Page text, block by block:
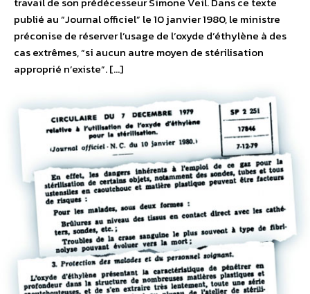
publié au “Journal officiel” le 10 janvier 1980, le ministre
préconise de réserver l’usage de l’oxyde d’éthylène à des
cas extrêmes, “si aucun autre moyen de stérilisation
approprié n’existe”. […]